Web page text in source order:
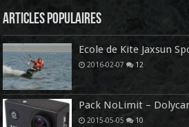
Articles Populaires
Ecole de Kite Jaxsun
2016-02-07 12
Pack NoLimit –
2015-05-05 10